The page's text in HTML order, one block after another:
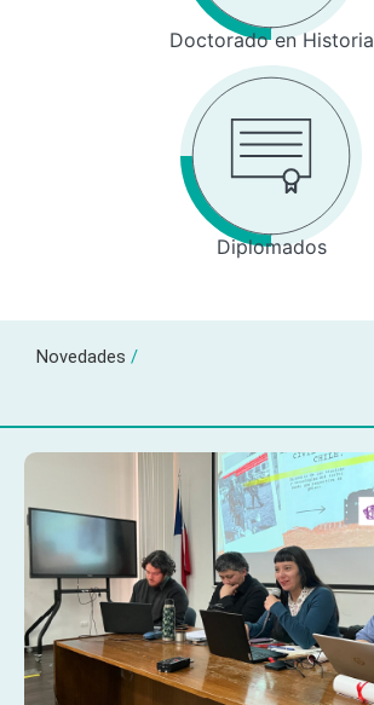
Doctorado en Historia
Diplomados
Novedades /